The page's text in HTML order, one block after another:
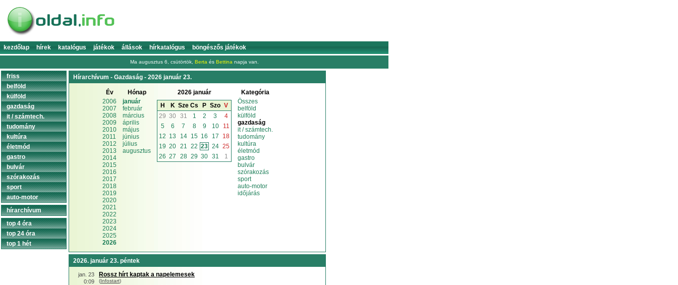
kezdőlap hírek katalógus játékok állások hírkatalógus böngészős játékok
Ma augusztus 6, csütörtök, Berta és Bettina napja van.
Hírarchívum - Gazdaság - 2026 január 23.
Év
2006
2007
2008
2009
2010
2011
2012
2013
2014
2015
2016
2017
2018
2019
2020
2021
2022
2023
2024
2025
2026
Hónap
január
február
március
április
május
június
július
augusztus
2026 január
H
K Sze Cs P Szo V
29 30 31 1 2 3
4
5
6 7 8 9 10
11
12 13 14 15 16 17
18
19 20 21 22 23 24 25
26 27 28 29 30 31 1
Kategória
Összes
belföld
külföld
gazdaság
it / számtech.
tudomány
kultúra
életmód
gastro
bulvár
szórakozás
sport
auto-motor
időjárás
2026. január 23. péntek
jan. 23
0:09
Rossz hírt kaptak a napelemesek
(Infostart)
friss
belföld
külföld
gazdaság
it / számtech.
tudomány
kultúra
életmód
gastro
bulvár
szórakozás
sport
auto-motor
hírarchívum
top 4 óra
top 24 óra
top 1 hét